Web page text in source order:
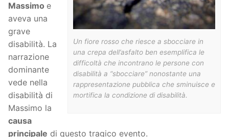
Un fiore rosso che riesce a sbocciare in
una crepa dell’asfalto ben esemplifica le
difficoltà che incontrano le persone con
disabilità a “sbocciare” nonostante una
rappresentazione pubblica che sminuisce e
mortifica la condizione di disabilità.
Massimo e
aveva una
grave
disabilità. La
narrazione
dominante
vede nella
disabilità di
Massimo la
causa
principale di questo tragico evento.